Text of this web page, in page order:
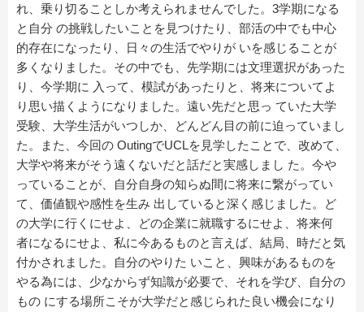
れ、乗り切ることしか考えられませんでした。3学期になる
と⾃分 の挑戦したいことを⾒つけたり、部活の中でも中⼼
的存在になったり、⽇々の⽣活でやりが いを感じることが
多くなりました。その中でも、先学期には⽂理選択があった
り、今学期に ⼊って、模試があったりと、将来についてよ
り思い描くようになりました。遠い先だと思っ ていた⼤学
受験、⼤学⽣活がいつしか、どんどん⽬の前に迫っていまし
た。また、今回の OutingでUCLを⾒学したことで、改めて、
⼤学や将来がそう遠くないだと話だと実感しまし た。今や
っていることが、⾃分⾃⾝の知らぬ間に将来に繋がってい
て、価値観や感性を⽣み 出していると深く感じました。ど
の⼤学に⾏くにせよ、どの企業に就職するにせよ、将来何
者になるにせよ、私に今あるものと⾔えば、結局、時だと気
付かされました。⾃分のやりた いこと、興味があるものを
やる為には、少なからず知識が必要で、それを学び、⾃分の
もの にする場所こそが⼤学だと感じられた良い機会になり